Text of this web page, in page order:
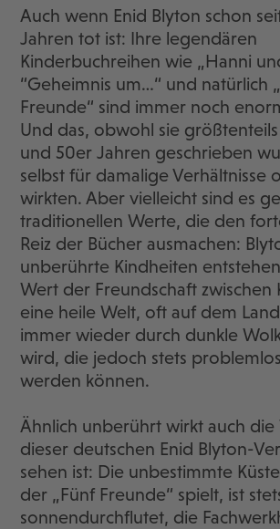
Auch wenn Enid Blyton schon
Jahren tot ist: Ihre legendären
Kinderbuchreihen wie „Hanni
“Geheimnis um…“ und natürlich
Freunde“ sind immer noch
Und das, obwohl sie
und 50er Jahren geschrieben
selbst für damalige Verhältnisse
wirkten. Aber vielleicht sind es
traditionellen Werte, die den
Reiz der Bücher ausmachen:
unberührte Kindheiten
Wert der Freundschaft zwischen
eine heile Welt, oft auf dem
immer wieder durch dunkle
wird, die jedoch stets
werden können.
Ähnlich unberührt wirkt auch die
dieser deutschen Enid Blyton-
sehen ist: Die unbestimmte
der „Fünf Freunde“ spielt, ist
sonnendurchflutet, die